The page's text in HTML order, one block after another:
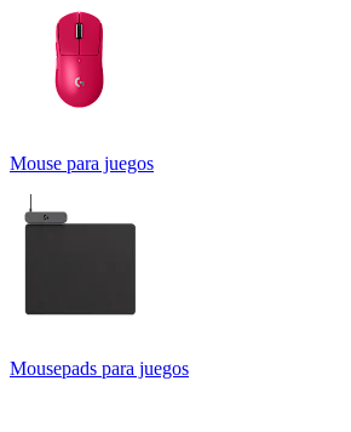
Mouse para juegos
Mousepads para juegos